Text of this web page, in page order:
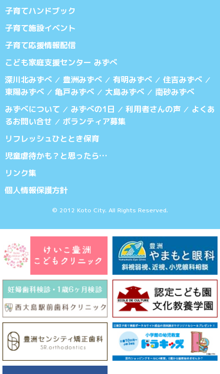
子育てハンドブック
子育て施設イベント
子育て応援情報配信
こども家庭支援センター みずべ
深川北みずべ ／ 豊洲みずべ ／ 有明みずべ ／ 住吉みずべ ／
東陽みずべ ／ 亀戸みずべ ／ 大島みずべ ／ 南砂みずべ
みずべについて ／ みずべの1日 ／ 利用者さんの声 ／ よくあ
るお問い合せ ／ ボランティア募集
リフレッシュひととき保育
児童虐待かも？と思ったら…
リンク集
個人情報保護方針
© 2012 Koto City. All Rights Reserved.